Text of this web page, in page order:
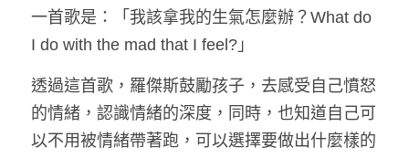
一首歌是：「我該拿我的生氣怎麼辦？What do
I do with the mad that I feel?」
透過這首歌，羅傑斯鼓勵孩子，去感受自己憤怒
的情緒，認識情緒的深度，同時，也知道自己可
以不用被情緒帶著跑，可以選擇要做出什麼樣的